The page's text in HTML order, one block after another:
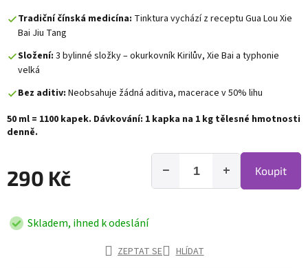
Tradiční čínská medicína: Tinktura vychází z receptu Gua Lou Xie
Bai Jiu Tang
Složení: 3 bylinné složky – okurkovník Kirilův, Xie Bai a typhonie
velká
Bez aditiv: Neobsahuje žádná aditiva, macerace v 50% lihu
50 ml = 1100 kapek. Dávkování: 1 kapka na 1 kg tělesné hmotnosti
denně.
290 Kč +
− Koupit
Skladem, ihned k odeslání
ZEPTAT SE HLÍDAT